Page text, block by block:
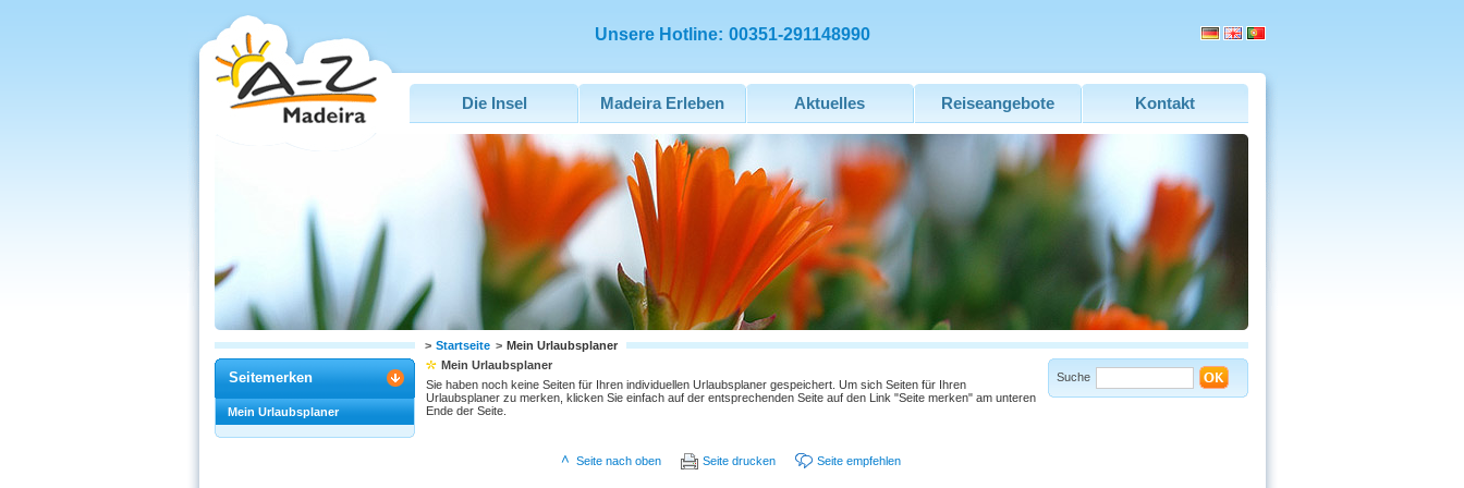
Unsere Hotline: 00351-291148990
Die Insel Madeira Erleben Aktuelles Reiseangebote Kontakt
> Startseite > Mein Urlaubsplaner
Seitemerken
Mein Urlaubsplaner
Mein Urlaubsplaner
Sie haben noch keine Seiten für Ihren individuellen Urlaubsplaner gespeichert. Um sich Seiten für Ihren
Urlaubsplaner zu merken, klicken Sie einfach auf der entsprechenden Seite auf den Link "Seite merken" am unteren
Ende der Seite.
Suche
Seite nach oben Seite drucken Seite empfehlen